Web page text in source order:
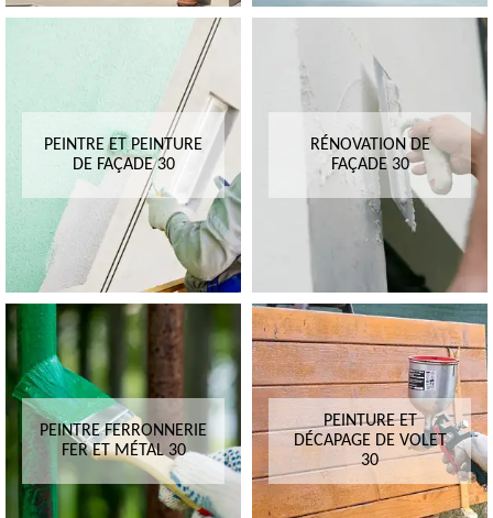
PEINTRE ET PEINTURE
DE FAÇADE 30
RÉNOVATION DE
FAÇADE 30
PEINTRE FERRONNERIE
FER ET MÉTAL 30
PEINTURE ET
DÉCAPAGE DE VOLET
30